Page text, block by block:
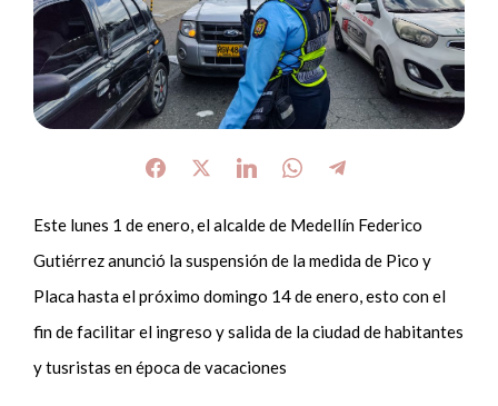
Este lunes 1 de enero, el alcalde de Medellín Federico
Gutiérrez anunció la suspensión de la medida de Pico y
Placa hasta el próximo domingo 14 de enero, esto con el
fin de facilitar el ingreso y salida de la ciudad de habitantes
y tusristas en época de vacaciones